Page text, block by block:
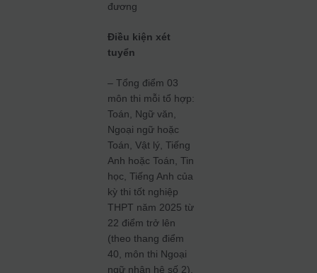
đương
Điều kiện xét
tuyển
– Tổng điểm 03
môn thi mỗi tổ hợp:
Toán, Ngữ văn,
Ngoại ngữ hoặc
Toán, Vật lý, Tiếng
Anh hoặc Toán, Tin
học, Tiếng Anh của
kỳ thi tốt nghiệp
THPT năm 2025 từ
22 điểm trở lên
(theo thang điểm
40, môn thi Ngoại
ngữ nhân hệ số 2).